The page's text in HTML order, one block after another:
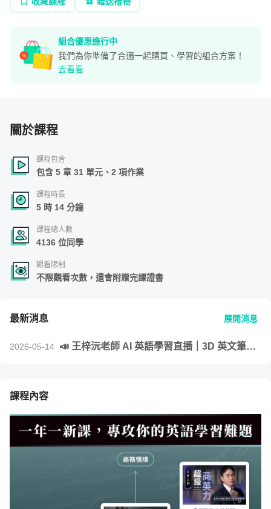
組合優惠進行中
我們為你準備了合適一起購買、學習的組合方案！
去看看
關於課程
課程包含
包含 5 章 31 單元、2 項作業
課程時長
5 時 14 分鐘
課程總人數
4136 位同學
觀看限制
不限觀看次數，還會附贈完課證書
最新消息 展開消息
2026-05-14 📣 王梓沅老師 AI 英語學習直播｜3D 英文筆記
課程內容